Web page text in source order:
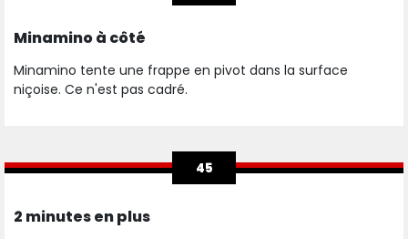
Minamino à côté
Minamino tente une frappe en pivot dans la surface
niçoise. Ce n'est pas cadré.
45
2 minutes en plus